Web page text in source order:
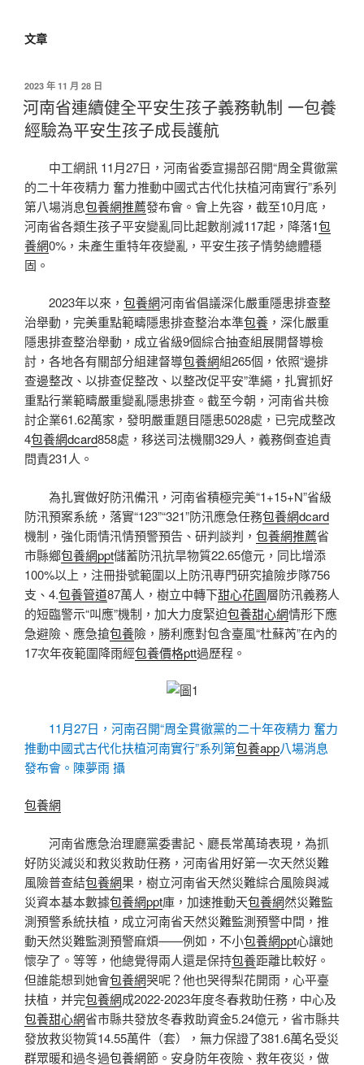
文章
發
佈
於
2023 年 11 月 28 日
河南省連續健全平安生孩子義務軌制 一包養
經驗為平安生孩子成長護航
中工網訊 11月27日，河南省委宣揚部召開“周全貫徹黨
的二十年夜精力 奮力推動中國式古代化扶植河南實行”系列
第八場消息包養網推薦發布會。會上先容，截至10月底，
河南省各類生孩子平安變亂同比起數削減117起，降落1包
養網0%，未產生重特年夜變亂，平安生孩子情勢總體穩
固。
2023年以來， 包養網河南省倡議深化嚴重隱患排查整
治舉動，完美重點範疇隱患排查整治本準包養 ，深化嚴重
隱患排查整治舉動，成立省級9個綜合抽查組展開督導檢
討，各地各有關部分組建督導包養網組265個，依照“邊排
查邊整改、以排查促整改、以整改促平安”準繩，扎實抓好
重點行業範疇嚴重變亂隱患排查。截至今朝，河南省共檢
討企業61.62萬家，發明嚴重題目隱患5028處，已完成整改
4包養網dcard858處，移送司法機關329人，義務倒查追責
問責231人。
為扎實做好防汛備汛，河南省積極完美“1+15+N”省級
防汛預案系統，落實“123”“321”防汛應急任務包養網dcard
機制，強化雨情汛情預警預告、研判談判， 包養網推薦省
市縣鄉包養網ppt儲蓄防汛抗旱物質22.65億元，同比增添
100%以上，注冊掛號範圍以上防汛專門研究搶險步隊756
支、4.包養管道87萬人，樹立中轉下甜心花園層防汛義務人
的短臨警示“叫應”機制，加大力度緊迫包養甜心網情形下應
急避險、應急搶包養險，勝利應對包含臺風“杜蘇芮”在內的
17次年夜範圍降雨經包養價格ptt過歷程。
11月27日，河南召開“周全貫徹黨的二十年夜精力 奮力
推動中國式古代化扶植河南實行”系列第包養app八場消息
發布會。陳夢雨 攝
包養網
河南省應急治理廳黨委書記、廳長常萬琦表現，為抓
好防災減災和救災救助任務，河南省用好第一次天然災難
風險普查結包養網果，樹立河南省天然災難綜合風險與減
災資本基本數據包養網ppt庫，加速推動天包養網然災難監
測預警系統扶植，成立河南省天然災難監測預警中間，推
動天然災難監測預警麻煩——例如，不小包養網ppt心讓她
懷孕了。等等，他總覺得兩人還是保持包養距離比較好。
但誰能想到她會包養網哭呢？他也哭得梨花開雨，心平臺
扶植，并完包養網成2022-2023年度冬春救助任務，中心及
包養甜心網省市縣共發放冬春救助資金5.24億元，省市縣共
發放救災物質14.55萬件（套），無力保證了381.6萬名受災
群眾暖和過冬過包養網節。安身防年夜險、救年夜災，做